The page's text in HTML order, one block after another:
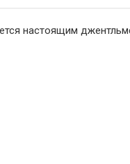
настоящим